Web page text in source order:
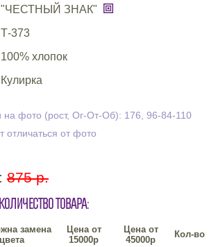
"ЧЕСТНЫЙ ЗНАК"
Т-373
100% хлопок
Кулирка
фото (рост, Ог-От-Об): 176, 96-84-110
отличаться от фото
875 р.
товара:
замена
цвета
Цена от
15000р
Цена от
45000р
Кол-во